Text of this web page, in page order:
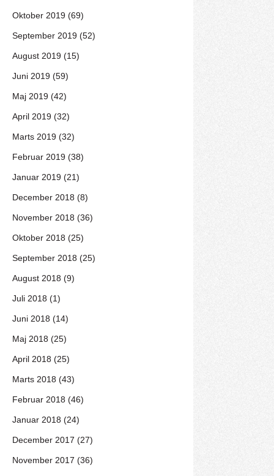
Oktober 2019 (69)
September 2019 (52)
August 2019 (15)
Juni 2019 (59)
Maj 2019 (42)
April 2019 (32)
Marts 2019 (32)
Februar 2019 (38)
Januar 2019 (21)
December 2018 (8)
November 2018 (36)
Oktober 2018 (25)
September 2018 (25)
August 2018 (9)
Juli 2018 (1)
Juni 2018 (14)
Maj 2018 (25)
April 2018 (25)
Marts 2018 (43)
Februar 2018 (46)
Januar 2018 (24)
December 2017 (27)
November 2017 (36)